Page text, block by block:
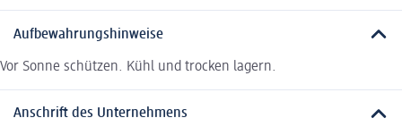
Aufbewahrungshinweise
Vor Sonne schützen. Kühl und trocken lagern.
Anschrift des Unternehmens